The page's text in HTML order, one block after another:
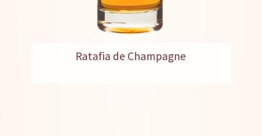
Ratafia de Champagne